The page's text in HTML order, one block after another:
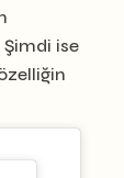
Şimdi ise